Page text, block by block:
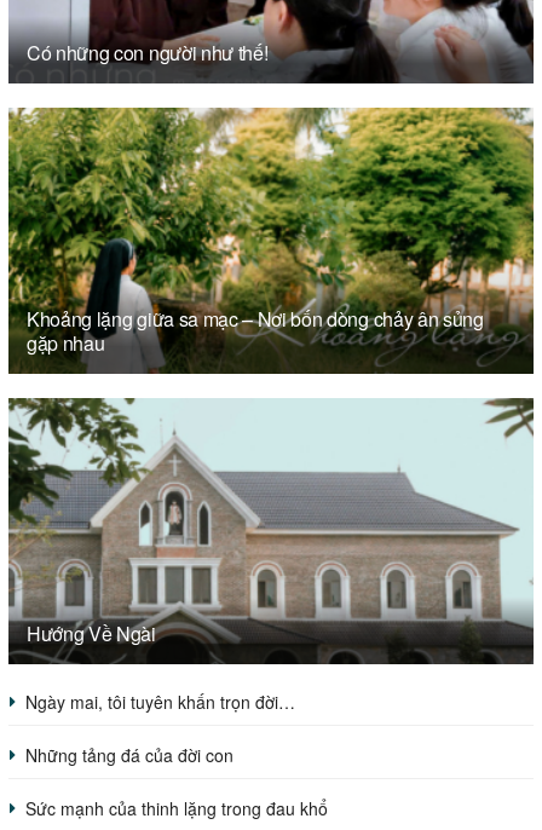
Có những con người như thế!
Khoảng lặng giữa sa mạc – Nơi bốn dòng chảy ân sủng
gặp nhau
Hướng Về Ngài
Ngày mai, tôi tuyên khấn trọn đời…
Những tảng đá của đời con
Sức mạnh của thinh lặng trong đau khổ